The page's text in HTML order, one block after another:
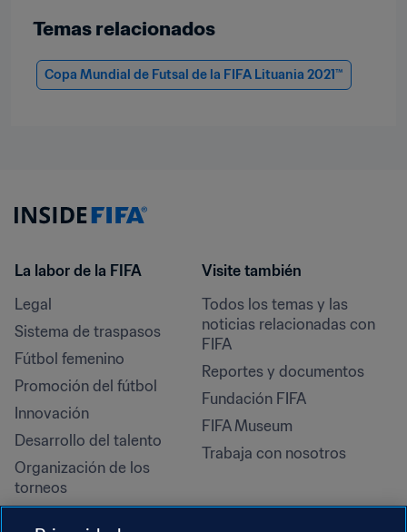
Temas relacionados
Copa Mundial de Futsal de la FIFA Lituania 2021™
La labor de la FIFA
Legal
Sistema de traspasos
Fútbol femenino
Promoción del fútbol
Innovación
Desarrollo del talento
Organización de los
torneos
Visite también
Todos los temas y las
noticias relacionadas con
FIFA
Reportes y documentos
Fundación FIFA
FIFA Museum
Trabaja con nosotros